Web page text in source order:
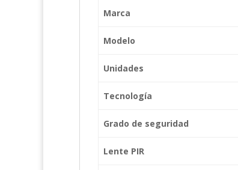
Marca
Modelo
Unidades
Tecnología
Grado de seguridad
Lente PIR